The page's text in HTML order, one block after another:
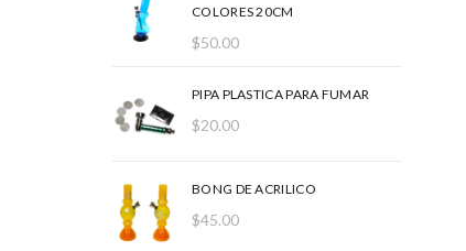
COLORES 20CM
$50.00
PIPA PLASTICA PARA FUMAR
$20.00
BONG DE ACRILICO
$45.00